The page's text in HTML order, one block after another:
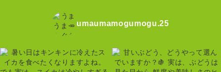
umaumamogumogu.25